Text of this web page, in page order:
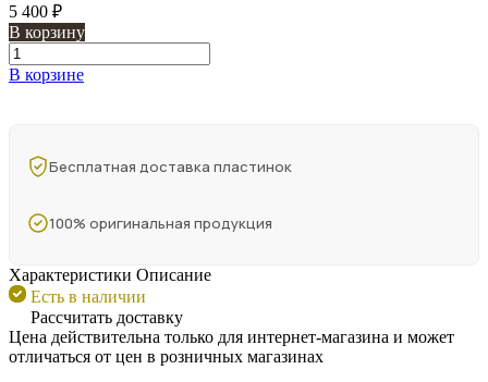
5 400 ₽
В корзину
В корзине
Бесплатная доставка пластинок
100% оригинальная продукция
Характеристики Описание
Есть в наличии
Рассчитать доставку
Цена действительна только для интернет-магазина и может
отличаться от цен в розничных магазинах